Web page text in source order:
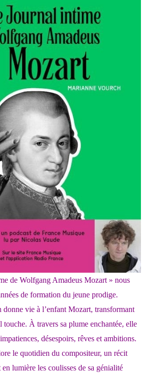
de Wolfgang Amadeus Mozart » nous
de formation du jeune prodige.
vie à l’enfant Mozart, transformant
touche. À travers sa plume enchantée, elle
désespoirs, rêves et ambitions.
le quotidien du compositeur, un récit
lumière les coulisses de sa génialité